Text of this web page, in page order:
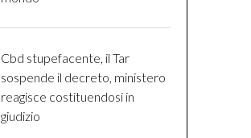
Cbd stupefacente, il Tar
sospende il decreto, ministero
reagisce costituendosi in
giudizio